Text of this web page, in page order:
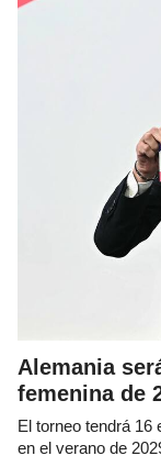
Alemania
femenina de
El torneo tendrá 16
en el verano de